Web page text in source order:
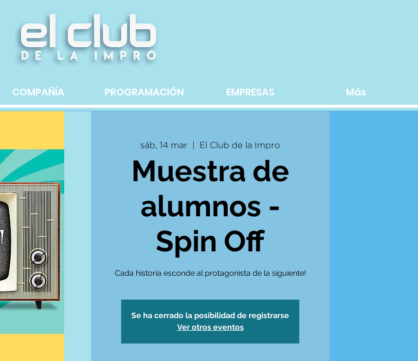
COMPAÑÍA PROGRAMACIÓN EMPRESAS Más
sáb, 14 mar El Club de la Impro
Muestra de
alumnos -
Spin Off
Cada historia esconde al protagonista de la siguiente!
Se ha cerrado la posibilidad de registrarse
Ver otros eventos